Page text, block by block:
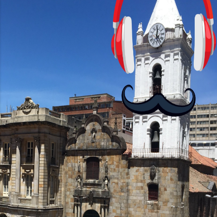
con personajes simpáticos y ayudas
visuales. ¿Será posible que una app que
antes nos enseñó francés, ahora nos
convierta en jugadores de ajedrez? Aún
no podrás jugar contra otros humanos
La aplicación Duolingo fue lanzada en
2012 y cuenta con más de 37 millones
de usuarios activos diarios. Desde 2022,
ha empeza...